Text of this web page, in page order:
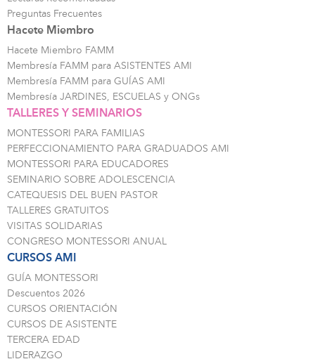
Preguntas Frecuentes
Hacete Miembro
Hacete Miembro FAMM
Membresía FAMM para ASISTENTES AMI
Membresía FAMM para GUÍAS AMI
Membresía JARDINES, ESCUELAS y ONGs
TALLERES Y SEMINARIOS
MONTESSORI PARA FAMILIAS
PERFECCIONAMIENTO PARA GRADUADOS AMI
MONTESSORI PARA EDUCADORES
SEMINARIO SOBRE ADOLESCENCIA
CATEQUESIS DEL BUEN PASTOR
TALLERES GRATUITOS
VISITAS SOLIDARIAS
CONGRESO MONTESSORI ANUAL
CURSOS AMI
GUÍA MONTESSORI
Descuentos 2026
CURSOS ORIENTACIÓN
CURSOS DE ASISTENTE
TERCERA EDAD
LIDERAZGO